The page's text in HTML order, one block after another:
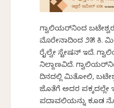
ಗ್ವಾಲಿಯರ್‌ನಿಂದ
ಮೊರೇನಾದಿಂದ ೨೫ ಕಿ.
ರೈಲ್ವೇ ಸ್ಟೇಷನ್‌ ಇದೆ.
ನಿಲ್ದಾಣವಿದೆ.
ದಿನದಲ್ಲಿ ಮಿತೋಲಿ,
ಜೊತೆಗೆ ಅದರ ಪಕ್ಕದಲ್ಲೇ
ಪದಾವಲಿಯನ್ನು ಕೂಡ